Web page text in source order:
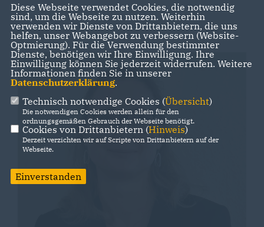
Diese Webseite verwendet Cookies, die notwendig
sind, um die Webseite zu nutzen. Weiterhin
verwenden wir Dienste von Drittanbietern, die uns
helfen, unser Webangebot zu verbessern (Website-
Optmierung). Für die Verwendung bestimmter
Dienste, benötigen wir Ihre Einwilligung. Ihre
Einwilligung können Sie jederzeit widerrufen. Weitere
Informationen finden Sie in unserer
Datenschutzerklärung.
Technisch notwendige Cookies (Übersicht)
Die notwendigen Cookies werden allein für den
ordnungsgemäßen Gebrauch der Webseite benötigt.
Cookies von Drittanbietern (Hinweis)
Derzeit verzichten wir auf Scripte von Drittanbietern auf der
Webseite.
Einverstanden